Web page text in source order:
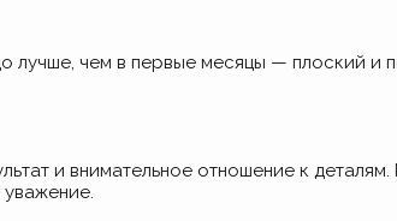
чем в первые месяцы — плоский и
и внимательное отношение к